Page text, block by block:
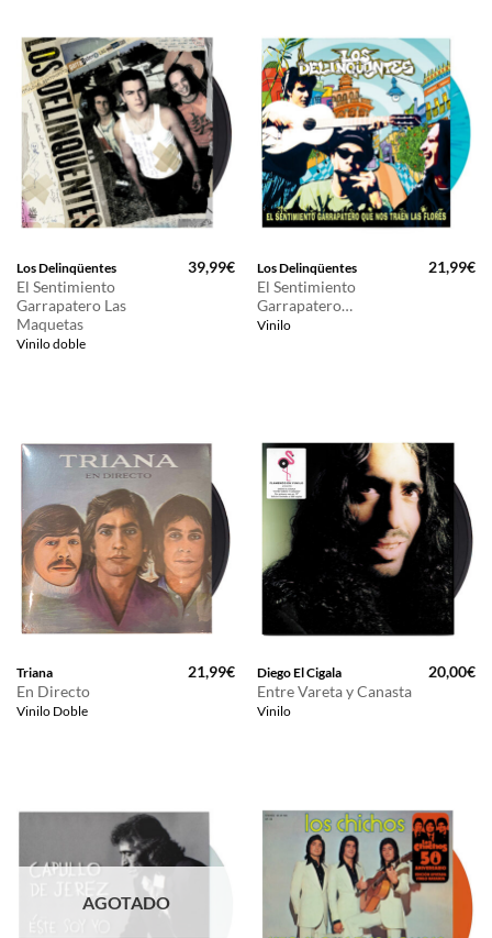
Los Delinqüentes
El Sentimiento
Garrapatero Las
Maquetas
Vinilo doble
39,99€ Los Delinqüentes
El Sentimiento
Garrapatero…
Vinilo
21,99€
Triana
En Directo
Vinilo Doble
21,99€ Diego El Cigala
Entre Vareta y Canasta
Vinilo
20,00€
AGOTADO